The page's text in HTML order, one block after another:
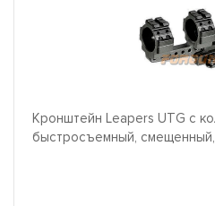
Кронштейн Leapers UTG с
быстросъемный,